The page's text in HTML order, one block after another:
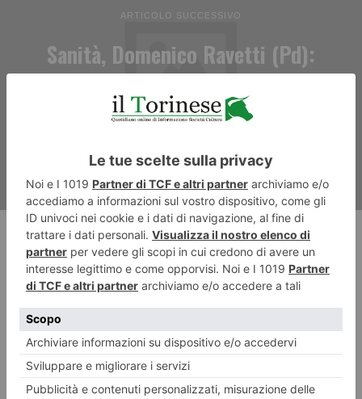
ARTICOLO SUCCESSIVO
Sanità, Domenico Ravetti (Pd):
“Il Piemonte viene sempre
classificato al primo posto”
RECENTI: